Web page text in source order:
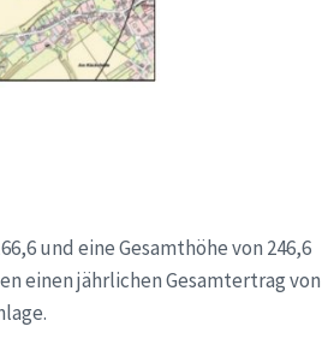
und eine Gesamthöhe von 246,6
einen jährlichen Gesamtertrag von